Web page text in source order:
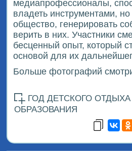
медиапрофессионалы,
владеть инструментами,
общество, генерировать
верить в них. Участники
бесценный опыт, который
основой для их
Больше фотографий
ГОД ДЕТСКОГО
ОБРАЗОВАНИЯ